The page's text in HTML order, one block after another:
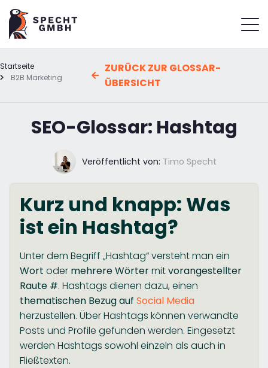
Startseite
B2B Marketing
ZURÜCK ZUR GLOSSAR-
ÜBERSICHT
SEO-Glossar: Hashtag
Veröffentlicht von: Timo Specht
Kurz und knapp: Was
ist ein Hashtag?
Unter dem Begriff „Hashtag“ versteht man ein
Wort oder mehrere Wörtermitvorangestellter
Raute #. Hashtags dienen dazu, einen
thematischen Bezug auf Social Media
herzustellen. Über Hashtags können verwandte
Posts und Profile gefunden werden. Eingesetzt
werden Hashtags sowohl einzeln als auch in
Fließtexten.